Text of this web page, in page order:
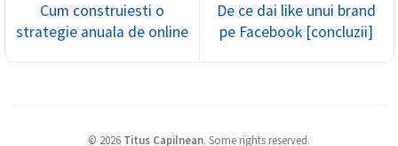
Cum construiesti o
strategie anuala de online
De ce dai like unui brand
pe Facebook [concluzii]
© 2026 Titus Capilnean. Some rights reserved.